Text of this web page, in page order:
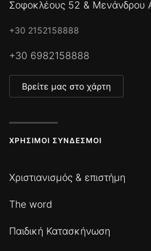
Σοφοκλέους 52 & Μενάνδρου
+30 2152158888
+30 6982158888
Βρείτε μας στο χάρτη
ΧΡΉΣΙΜΟΙ ΣΎΝΔΕΣΜΟΙ
Χριστιανισμός & επιστήμη
The word
Παιδική Κατασκήνωση